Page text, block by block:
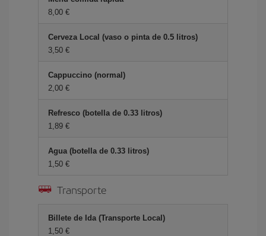
8,00 €
Cerveza Local (vaso o pinta de 0.5 litros)
3,50 €
Cappuccino (normal)
2,00 €
Refresco (botella de 0.33 litros)
1,89 €
Agua (botella de 0.33 litros)
1,50 €
Transporte
Billete de Ida (Transporte Local)
1,50 €